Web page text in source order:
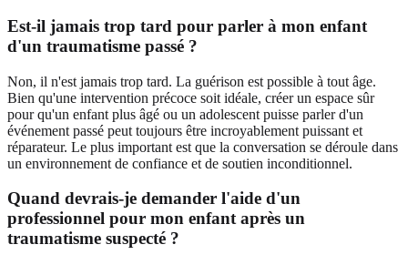
Est-il jamais trop tard pour parler à mon enfant
d'un traumatisme passé ?
Non, il n'est jamais trop tard. La guérison est possible à tout âge.
Bien qu'une intervention précoce soit idéale, créer un espace sûr
pour qu'un enfant plus âgé ou un adolescent puisse parler d'un
événement passé peut toujours être incroyablement puissant et
réparateur. Le plus important est que la conversation se déroule dans
un environnement de confiance et de soutien inconditionnel.
Quand devrais-je demander l'aide d'un
professionnel pour mon enfant après un
traumatisme suspecté ?